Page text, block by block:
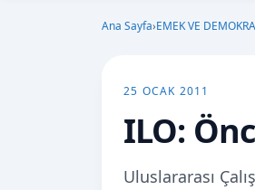
Ana Sayfa›EMEK VE
25 OCAK 2011
ILO:
Uluslararası